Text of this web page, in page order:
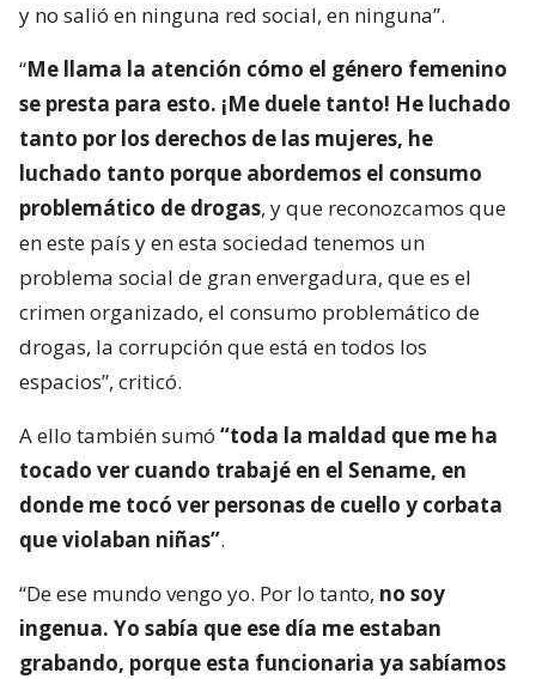
y no salió en ninguna red social, en ninguna”.
“Me llama la atención cómo el género femenino
se presta para esto. ¡Me duele tanto! He luchado
tanto por los derechos de las mujeres, he
luchado tanto porque abordemos el consumo
problemático de drogas, y que reconozcamos que
en este país y en esta sociedad tenemos un
problema social de gran envergadura, que es el
crimen organizado, el consumo problemático de
drogas, la corrupción que está en todos los
espacios”, criticó.
A ello también sumó “toda la maldad que me ha
tocado ver cuando trabajé en el Sename, en
donde me tocó ver personas de cuello y corbata
que violaban niñas”.
“De ese mundo vengo yo. Por lo tanto, no soy
ingenua. Yo sabía que ese día me estaban
grabando, porque esta funcionaria ya sabíamos